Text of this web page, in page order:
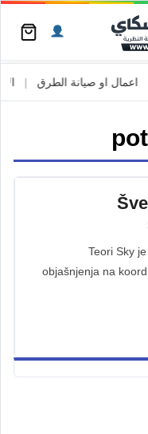
اعمال او صيانة الطرق
Teori Sky
objašnjenja na